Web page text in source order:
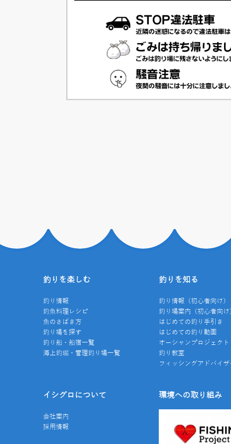
釣りを楽しむ
釣り情報
釣魚料理レシピ
魚のさばき方
釣り場を探す
釣り船・船宿一覧
海上釣堀・管理釣り場一覧
釣りを知る
釣り情報（初心者向け）
釣り場案内（初心者向け
はじめての釣り手引き
はじめての釣り動画
オーシャンプロジェクト
釣り教室
フィッシングアドバイザ
イシグロについて
会社案内
採用情報
環境への取り組み